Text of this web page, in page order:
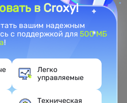
данные и превращайте
решения.
в Croxy!
вашим надежным
с поддержкой для500 МБ
!
Легко
управляемые
Техническая